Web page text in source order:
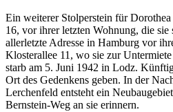
Ein weiterer Stolperstein für
16, vor ihrer letzten Woh­nung, die
allerletzte Adresse in Hamburg vor
Klosterallee 11, wo sie zur
starb am 5. Juni 1942 in Lodz.
Ort des Gedenkens geben. In der
Lerchenfeld entsteht ein
Bernstein-Weg an sie erinnern.